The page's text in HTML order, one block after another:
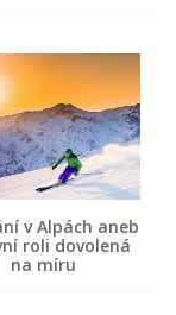
v Alpách aneb
roli dovolená
na míru